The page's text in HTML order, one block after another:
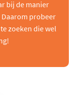
bij de manier
probeer
zoeken die wel